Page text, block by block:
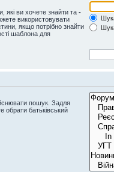
які ви хочете знайти та -
використовувати
якщо потрібно знайти
шаблона для
пошук. Задля
батьківський